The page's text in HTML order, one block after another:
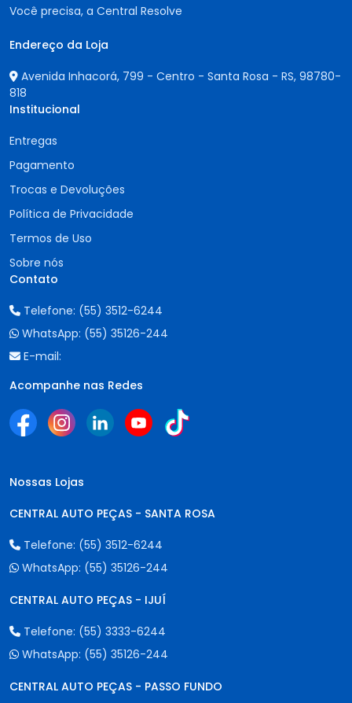
Você precisa, a Central Resolve
Endereço da Loja
Avenida Inhacorá, 799 - Centro - Santa Rosa - RS, 98780-
818
Institucional
Entregas
Pagamento
Trocas e Devoluções
Política de Privacidade
Termos de Uso
Sobre nós
Contato
Telefone: (55) 3512-6244
WhatsApp: (55) 35126-244
E-mail:
Acompanhe nas Redes
Nossas Lojas
CENTRAL AUTO PEÇAS - SANTA ROSA
Telefone: (55) 3512-6244
WhatsApp: (55) 35126-244
CENTRAL AUTO PEÇAS - IJUÍ
Telefone: (55) 3333-6244
WhatsApp: (55) 35126-244
CENTRAL AUTO PEÇAS - PASSO FUNDO